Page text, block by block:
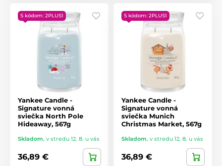
S kódom: 2PLUS1
Yankee Candle -
Signature vonná
sviečka North Pole
Hideaway, 567g
Skladom, v stredu 12. 8. u vás
36,89 €
S kódom: 2PLUS1
Yankee Candle -
Signature vonná
sviečka Munich
Christmas Market, 567g
Skladom, v stredu 12. 8. u vás
36,89 €